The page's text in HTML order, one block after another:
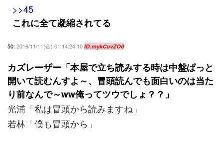
>>45
これに全て凝縮されてる
50: 2016/11/11(金) 01:14:24.10 ID:mykCuvZO0
カズレーザー「本屋で立ち読みする時は中盤ぱっと
開いて読むんすよ～、冒頭読んでも面白いのは当た
り前なんで～ww俺ってツウでしょ？？」
光浦「私は冒頭から読みますね」
若林「僕も冒頭から」